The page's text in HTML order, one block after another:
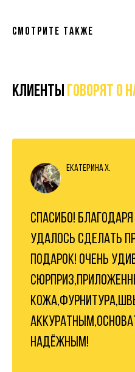
Смотрите также
Клиенты говорят о
Екатерина Х.
СПАСИБО!
УДАЛОСЬ СДЕЛАТЬ
ПОДАРОК! ОЧЕНЬ
НАДЁЖНЫМ!